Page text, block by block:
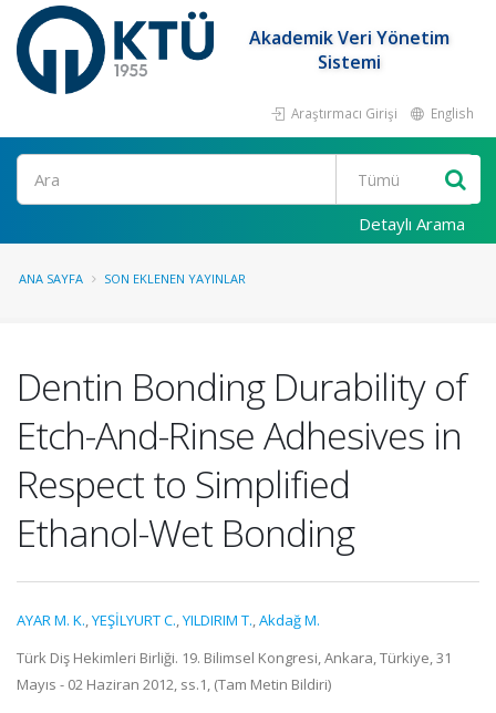
Akademik Veri Yönetim
Sistemi
Araştırmacı Girişi English
Ara
Detaylı Arama
ANA SAYFA SON EKLENEN YAYINLAR
Dentin Bonding Durability of
Etch-And-Rinse Adhesives in
Respect to Simplified
Ethanol-Wet Bonding
AYAR M. K.,YEŞİLYURT C.,YILDIRIM T.,Akdağ M.
Türk Diş Hekimleri Birliği. 19. Bilimsel Kongresi, Ankara, Türkiye, 31
Mayıs - 02 Haziran 2012, ss.1, (Tam Metin Bildiri)